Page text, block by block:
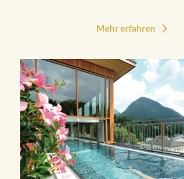
Mehr erfahren